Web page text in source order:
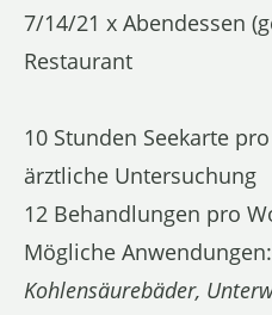
7/14/21 x Abendessen
Restaurant
10 Stunden Seekarte
ärztliche Untersuchung
12 Behandlungen pro
Mögliche Anwendungen:
Kohlensäurebäder,